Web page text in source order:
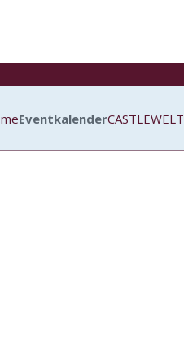
Eventkalender